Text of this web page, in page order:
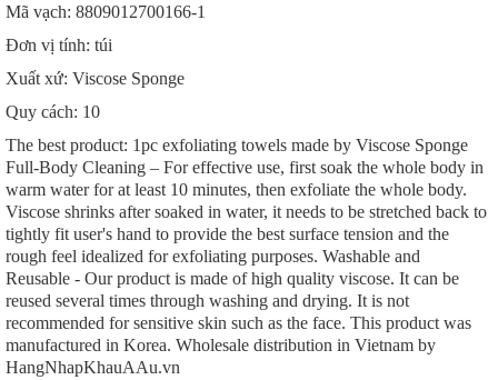
Mã vạch: 8809012700166-1
Đơn vị tính: túi
Xuất xứ: Viscose Sponge
Quy cách: 10
The best product: 1pc exfoliating towels made by Viscose Sponge
Full-Body Cleaning – For effective use, first soak the whole body in
warm water for at least 10 minutes, then exfoliate the whole body.
Viscose shrinks after soaked in water, it needs to be stretched back to
tightly fit user's hand to provide the best surface tension and the
rough feel idealized for exfoliating purposes. Washable and
Reusable - Our product is made of high quality viscose. It can be
reused several times through washing and drying. It is not
recommended for sensitive skin such as the face. This product was
manufactured in Korea. Wholesale distribution in Vietnam by
HangNhapKhauAAu.vn